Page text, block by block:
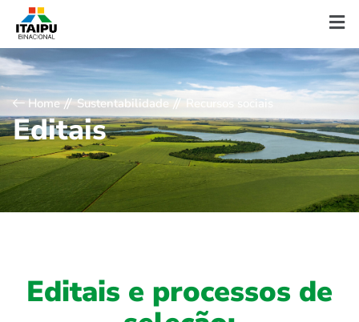
Home Sustentabilidade Recursos sociais
Editais
Editais e processos de